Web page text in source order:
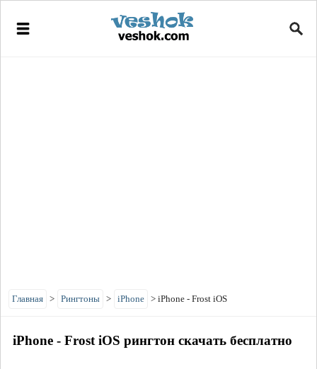
Главная > Рингтоны > iPhone > iPhone - Frost iOS
iPhone - Frost iOS рингтон скачать бесплатно